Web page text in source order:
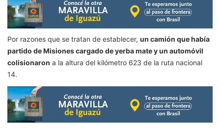
Por razones que se tratan de establecer, un camión que había
partido de Misiones cargado de yerba mate y un automóvil
colisionaron a la altura del kilómetro 623 de la ruta nacional
14.